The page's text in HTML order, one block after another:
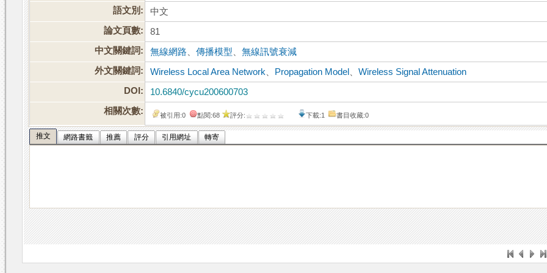
語文別:
中文
論文頁數:
81
中文關鍵詞:
無線網路 、傳播模型 、無線訊號衰減
外文關鍵詞:
Wireless Local Area Network Propagation Model 、Wireless Signal Attenuation
DOI:
10.6840/cycu200600703
相關次數:
被引用:0 點閱:68 評分: 下載:1 書目收藏:0
推文 網路書籤 推薦 評分 引用網址 轉寄